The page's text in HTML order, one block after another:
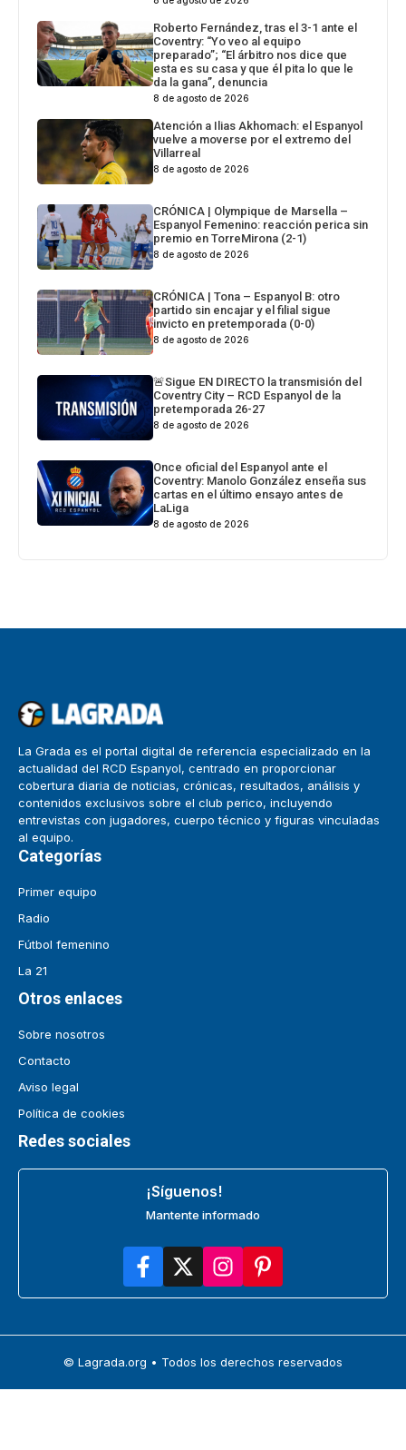
Roberto Fernández, tras el 3-1 ante el
Coventry: “Yo veo al equipo
preparado”; “El árbitro nos dice que
esta es su casa y que él pita lo que le
da la gana”, denuncia
8 de agosto de 2026
Atención a Ilias Akhomach: el Espanyol
vuelve a moverse por el extremo del
Villarreal
8 de agosto de 2026
CRÓNICA | Olympique de Marsella –
Espanyol Femenino: reacción perica sin
premio en TorreMirona (2-1)
8 de agosto de 2026
CRÓNICA | Tona – Espanyol B: otro
partido sin encajar y el filial sigue
invicto en pretemporada (0-0)
8 de agosto de 2026
🚨Sigue EN DIRECTO la transmisión del
Coventry City – RCD Espanyol de la
pretemporada 26-27
8 de agosto de 2026
Once oficial del Espanyol ante el
Coventry: Manolo González enseña sus
cartas en el último ensayo antes de
LaLiga
8 de agosto de 2026
La Grada es el portal digital de referencia especializado en la
actualidad del RCD Espanyol, centrado en proporcionar
cobertura diaria de noticias, crónicas, resultados, análisis y
contenidos exclusivos sobre el club perico, incluyendo
entrevistas con jugadores, cuerpo técnico y figuras vinculadas
al equipo.
Categorías
Primer equipo
Radio
Fútbol femenino
La 21
Otros enlaces
Sobre nosotros
Contacto
Aviso legal
Política de cookies
Redes sociales
¡Síguenos!
Mantente informado
© Lagrada.org • Todos los derechos reservados